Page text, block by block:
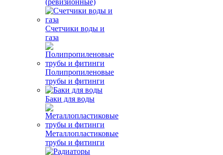
(ревизионные)
Счетчики воды и
газа
Полипропиленовые
трубы и фитинги
Баки для воды
Металлопластиковые
трубы и фитинги